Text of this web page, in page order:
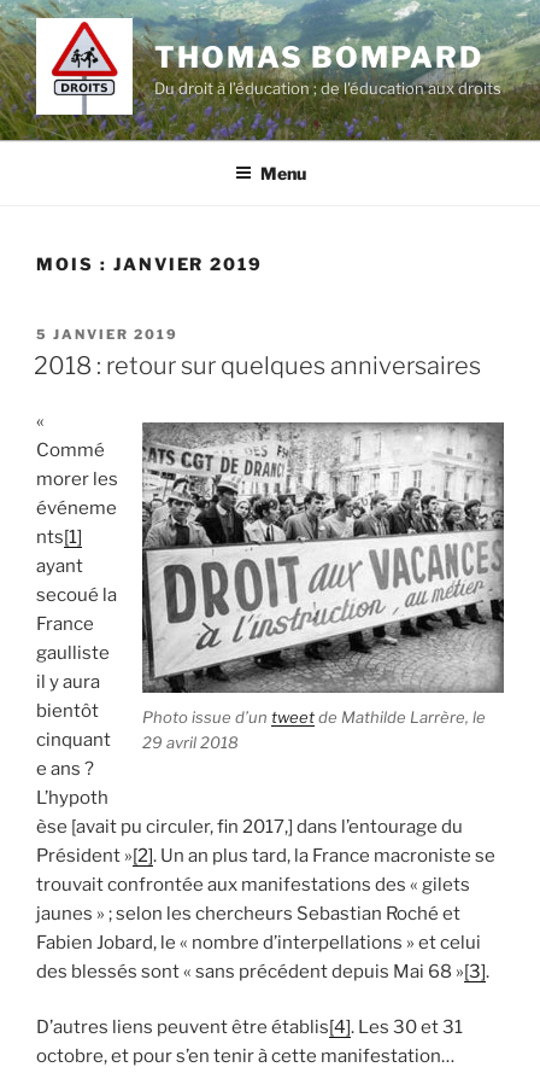
Aller
au
contenu
principal
THOMAS BOMPARD
Du droit à l’éducation ; de l'éducation aux droits
Menu
MOIS : JANVIER 2019
PUBLIÉ
LE
5 JANVIER 2019
2018 : retour sur quelques anniversaires
Photo issue d’un tweetde Mathilde Larrère, le
29 avril 2018
«
Commé
morer les
événeme
nts[1]
ayant
secoué la
France
gaulliste
il y aura
bientôt
cinquant
e ans ?
L’hypoth
èse [avait pu circuler, fin 2017,] dans l’entourage du
Président »[2]. Un an plus tard, la France macroniste se
trouvait confrontée aux manifestations des « gilets
jaunes » ; selon les chercheurs Sebastian Roché et
Fabien Jobard, le « nombre d’interpellations » et celui
des blessés sont « sans précédent depuis Mai 68 »[3].
D’autres liens peuvent être établis[4]. Les 30 et 31
octobre, et pour s’en tenir à cette manifestation…